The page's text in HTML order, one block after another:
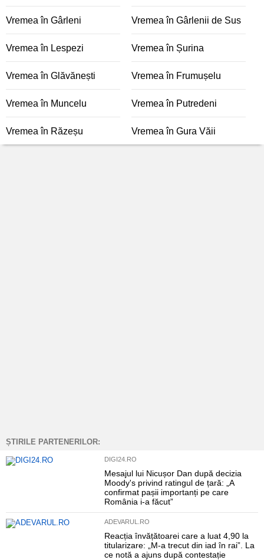
Vremea în Gârleni Vremea în Gârlenii de Sus
Vremea în Lespezi Vremea în Șurina
Vremea în Glăvănești Vremea în Frumușelu
Vremea în Muncelu Vremea în Putredeni
Vremea în Răzeșu Vremea în Gura Văii
ȘTIRILE PARTENERILOR:
DIGI24.RO
Mesajul lui Nicușor Dan după decizia
Moody's privind ratingul de țară: „A
confirmat pașii importanți pe care
România i-a făcut”
ADEVARUL.RO
Reacția învățătoarei care a luat 4,90 la
titularizare: „M-a trecut din iad în rai”. La
ce notă a ajuns după contestație